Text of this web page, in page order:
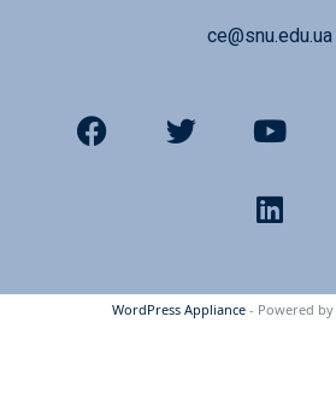
ce@snu.edu.ua
WordPress Appliance - Powered by